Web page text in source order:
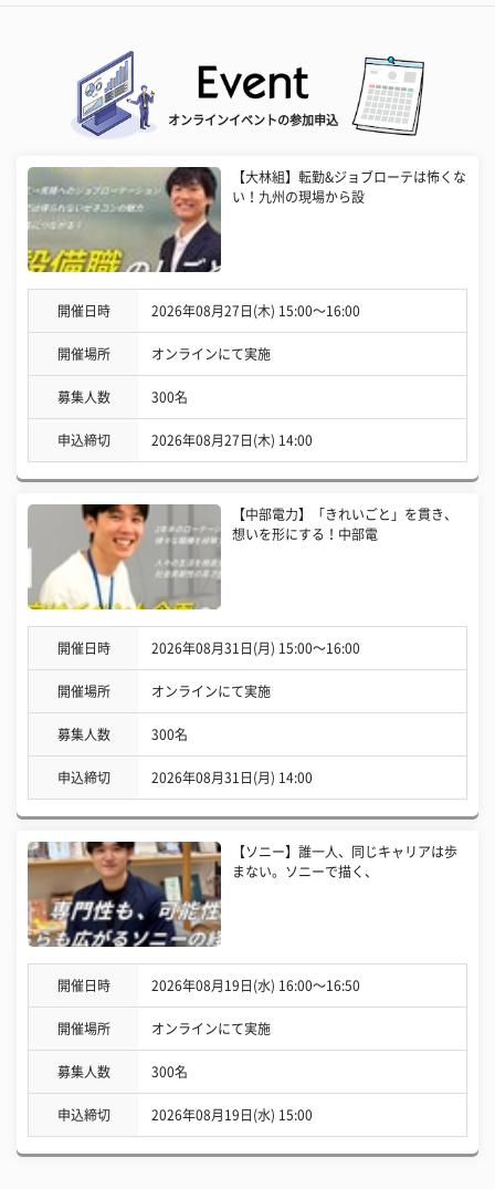
オンラインイベントの参加申込
【大林組】転勤&ジョブローテは怖くな
い！九州の現場から設
開催日時 2026年08月27日(木) 15:00〜16:00
開催場所 オンラインにて実施
募集人数 300名
申込締切 2026年08月27日(木) 14:00
【中部電力】「きれいごと」を貫き、
想いを形にする！中部電
開催日時 2026年08月31日(月) 15:00〜16:00
開催場所 オンラインにて実施
募集人数 300名
申込締切 2026年08月31日(月) 14:00
【ソニー】誰一人、同じキャリアは歩
まない。ソニーで描く、
開催日時 2026年08月19日(水) 16:00〜16:50
開催場所 オンラインにて実施
募集人数 300名
申込締切 2026年08月19日(水) 15:00